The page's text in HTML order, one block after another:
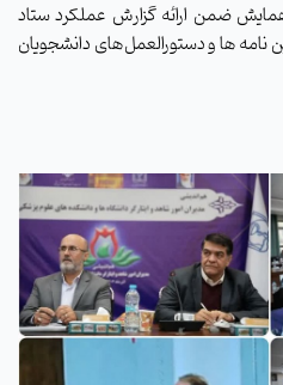
ضمن ارائه گزارش عملکرد ستاد
ها و دستورالعمل‌های دانشجویان